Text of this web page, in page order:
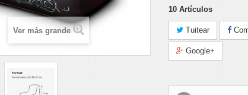
Ver más grande
10 Artículos
Tuitear
Google+